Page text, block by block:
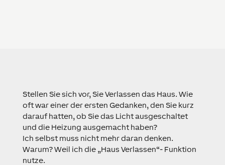
Stellen Sie sich vor, Sie Verlassen das Haus. Wie
oft war einer der ersten Gedanken, den Sie kurz
darauf hatten, ob Sie das Licht ausgeschaltet
und die Heizung ausgemacht haben?
Ich selbst muss nicht mehr daran denken.
Warum? Weil ich die „Haus Verlassen“- Funktion
nutze.